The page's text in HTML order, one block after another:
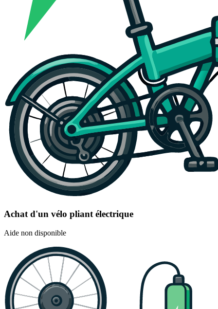
Achat d'un vélo pliant électrique
Aide non disponible